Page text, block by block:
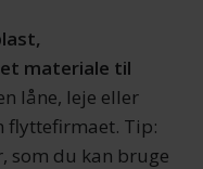
materiale til
låne, leje eller
flyttefirmaet. Tip:
som du kan bruge